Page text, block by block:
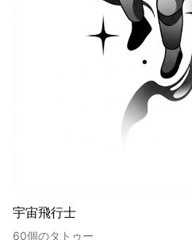
宇宙飛行士
60個のタトゥー